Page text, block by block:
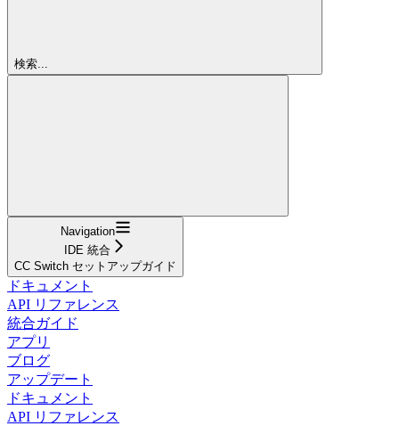
検索...
Navigation
IDE 統合
CC Switch セットアップガイド
ドキュメント
API リファレンス
統合ガイド
アプリ
ブログ
アップデート
ドキュメント
API リファレンス